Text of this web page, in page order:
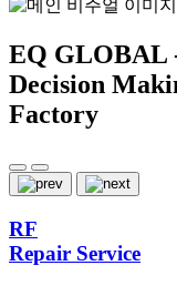
EQ GLOBAL
Decision
Factory
RF
Repair Service